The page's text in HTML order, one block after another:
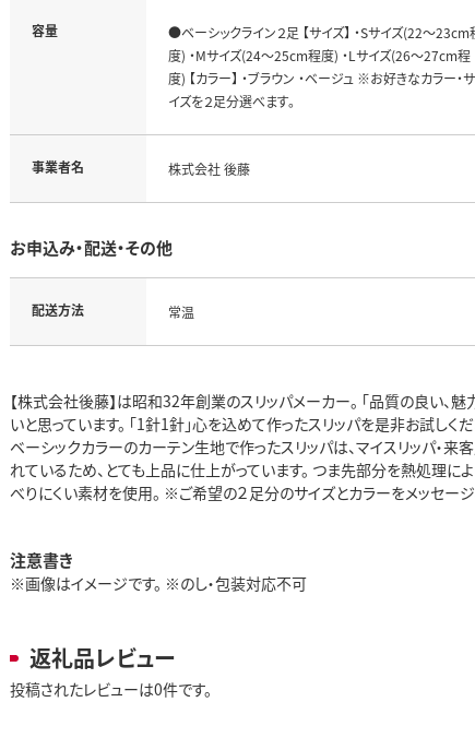
容量
●ベーシックライン２足 【サイズ】 ・Sサイズ(22～23cm
度) ・Mサイズ(24～25cm程度) ・Lサイズ(26～27cm程
度) 【カラー】 ・ブラウン ・ベージュ ※お好きなカラー・サ
イズを２足分選べます。
事業者名 株式会社 後藤
お申込み・配送・その他
配送方法 常温
【株式会社後藤】は昭和32年創業のスリッパメーカー。 「品質の良い、
いと思っています。 「1針1針」心を込めて作ったスリッパを是非お試し
ベーシックカラーのカーテン生地で作ったスリッパは、マイスリッパ・
れているため、とても上品に仕上がっています。 つま先部分を熱処理に
べりにくい素材を使用。 ※ご希望の２足分のサイズとカラーをメッセージ
注意書き
※画像はイメージです。 ※のし・包装対応不可
返礼品レビュー
投稿されたレビューは0件です。